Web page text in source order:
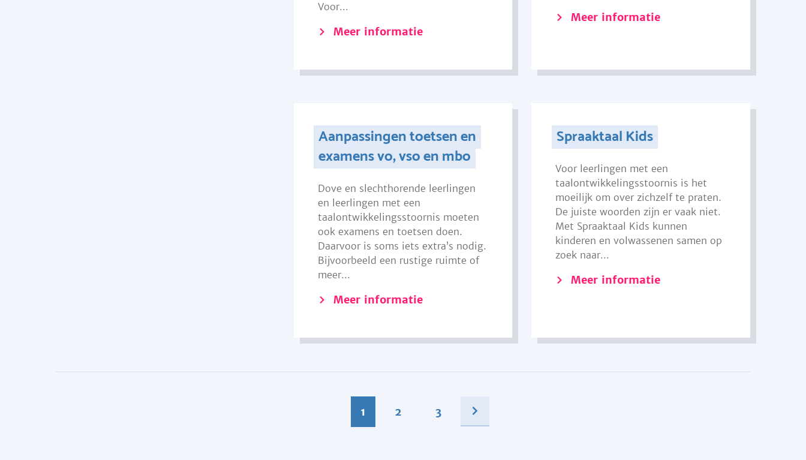
Voor...
Meer informatie
Meer informatie
Aanpassingen toetsen en
examens vo, vso en mbo
Dove en slechthorende leerlingen
en leerlingen met een
taalontwikkelingsstoornis moeten
ook examens en toetsen doen.
Daarvoor is soms iets extra’s nodig.
Bijvoorbeeld een rustige ruimte of
meer...
Meer informatie
Spraaktaal Kids
Voor leerlingen met een
taalontwikkelingsstoornis is het
moeilijk om over zichzelf te praten.
De juiste woorden zijn er vaak niet.
Met Spraaktaal Kids kunnen
kinderen en volwassenen samen op
zoek naar...
Meer informatie
1 2 3